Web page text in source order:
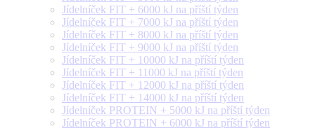
Jídelníček FIT + 6000 kJ na příští týden
Jídelníček FIT + 7000 kJ na příští týden
Jídelníček FIT + 8000 kJ na příští týden
Jídelníček FIT + 9000 kJ na příští týden
Jídelníček FIT + 10000 kJ na příští týden
Jídelníček FIT + 11000 kJ na příští týden
Jídelníček FIT + 12000 kJ na příští týden
Jídelníček FIT + 14000 kJ na příští týden
Jídelníček PROTEIN + 5000 kJ na příští týden
Jídelníček PROTEIN + 6000 kJ na příští týden